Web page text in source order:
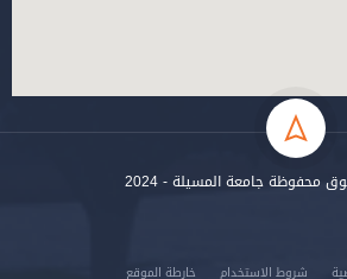
محفوظة جامعة المسيلة - 2024
شروط الاستخدام خارطة الموقع